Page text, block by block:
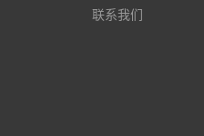
联系我们